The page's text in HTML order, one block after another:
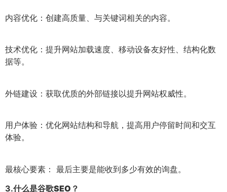
内容优化：创建高质量、与关键词相关的内容。
技术优化：提升网站加载速度、移动设备友好性、结构化数
据等。
外链建设：获取优质的外部链接以提升网站权威性。
用户体验：优化网站结构和导航，提高用户停留时间和交互
体验。
最核心要素： 最后主要是能收到多少有效的询盘。
3.什么是谷歌SEO？